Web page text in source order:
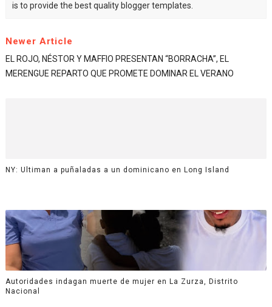
is to provide the best quality blogger templates.
Newer Article
EL ROJO, NÉSTOR Y MAFFIO PRESENTAN “BORRACHA”, EL
MERENGUE REPARTO QUE PROMETE DOMINAR EL VERANO
NY: Ultiman a puñaladas a un dominicano en Long Island
Autoridades indagan muerte de mujer en La Zurza, Distrito
Nacional